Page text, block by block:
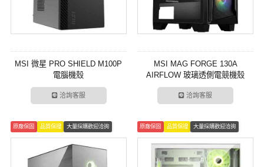
MSI 微星 PRO SHIELD M100P
電腦機殼
洽詢客服
MSI MAG FORGE 130A
AIRFLOW 玻璃透側電競機殼
洽詢客服
原廠保固 品質保證 大量採購歡迎洽詢 原廠保固 品質保證 大量採購歡迎洽詢